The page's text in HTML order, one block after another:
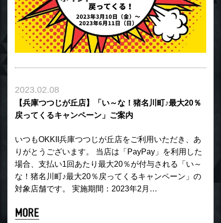
2023.02.08
【兵庫つつじが丘店】「い～な！猪名川町♪最大20％
戻ってくるキャンペーン」ご案内
いつもOKKII兵庫つつじが丘店をご利用いただき、あ
りがとうございます。 当店は「PayPay」を利用した
場合、支払い1回あたり最大20％が付与される「い～
な！猪名川町♪最大20％戻ってくるキャンペーン」の
対象店舗です。 実施期間：2023年2月…